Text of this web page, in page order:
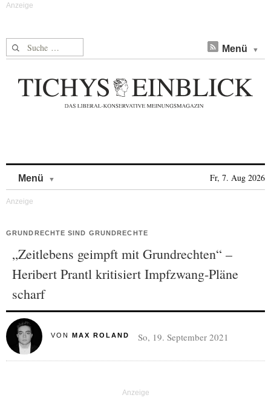
Suche nach: Menü
Menü Fr, 7. Aug 2026
GRUNDRECHTE SIND GRUNDRECHTE
„Zeitlebens geimpft mit Grundrechten“ –
Heribert Prantl kritisiert Impfzwang-Pläne
scharf
VON MAX ROLAND So, 19. September 2021